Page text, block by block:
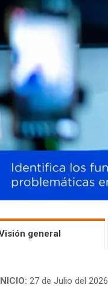
general
27 de Julio del 2026